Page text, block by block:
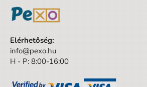
Elérhetőség:
info@pexo.hu
H - P: 8:00-16:00